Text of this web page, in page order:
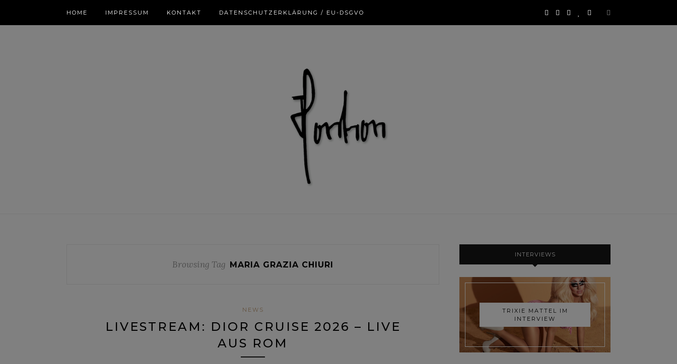
HOME IMPRESSUM KONTAKT DATENSCHUTZERKLÄRUNG / EU-DSGVO
Browsing Tag MARIA GRAZIA CHIURI
NEWS
LIVESTREAM: DIOR CRUISE 2026 – LIVE
AUS ROM
INTERVIEWS
TRIXIE MATTEL IM
INTERVIEW